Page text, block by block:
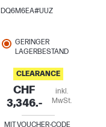
Grafikkarte
DQ6M6EA#UUZ
GERINGER
LAGERBESTAND
CLEARANCE
CHF
3,346.-
inkl.
MwSt.
MIT VOUCHER-CODE